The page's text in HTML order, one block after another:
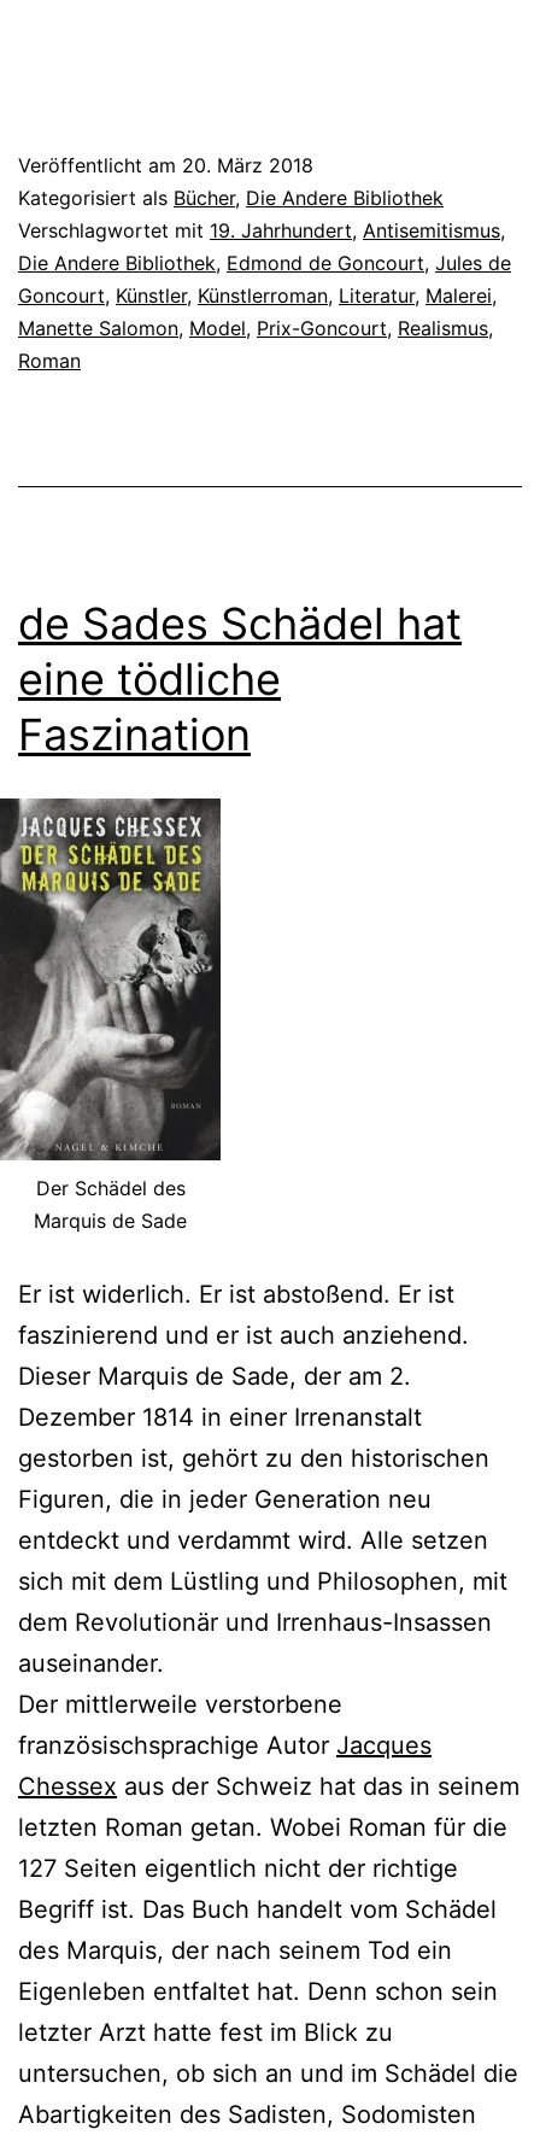
Veröffentlicht am 20. März 2018
Kategorisiert als Bücher, Die Andere Bibliothek
Verschlagwortet mit 19. Jahrhundert, Antisemitismus,
Die Andere Bibliothek, Edmond de Goncourt, Jules de
Goncourt, Künstler, Künstlerroman, Literatur, Malerei,
Manette Salomon, Model, Prix-Goncourt, Realismus,
Roman
de Sades Schädel hat
eine tödliche
Faszination
Der Schädel des
Marquis de Sade
Er ist widerlich. Er ist abstoßend. Er ist
faszinierend und er ist auch anziehend.
Dieser Marquis de Sade, der am 2.
Dezember 1814 in einer Irrenanstalt
gestorben ist, gehört zu den historischen
Figuren, die in jeder Generation neu
entdeckt und verdammt wird. Alle setzen
sich mit dem Lüstling und Philosophen, mit
dem Revolutionär und Irrenhaus-Insassen
auseinander.
Der mittlerweile verstorbene
französischsprachige Autor Jacques
Chessex aus der Schweiz hat das in seinem
letzten Roman getan. Wobei Roman für die
127 Seiten eigentlich nicht der richtige
Begriff ist. Das Buch handelt vom Schädel
des Marquis, der nach seinem Tod ein
Eigenleben entfaltet hat. Denn schon sein
letzter Arzt hatte fest im Blick zu
untersuchen, ob sich an und im Schädel die
Abartigkeiten des Sadisten, Sodomisten